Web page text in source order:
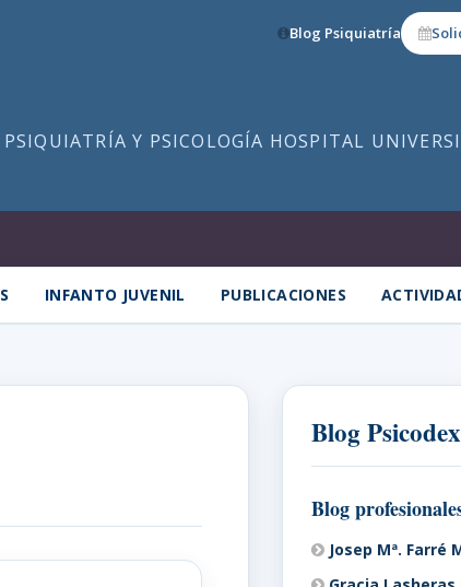
Blog Psiquiatría
PSIQUIATRÍA Y PSICOLOGÍA HOSPITAL
INFANTO JUVENIL PUBLICACIONES
Blog Psicodex
Blog
Josep Mª. Farré